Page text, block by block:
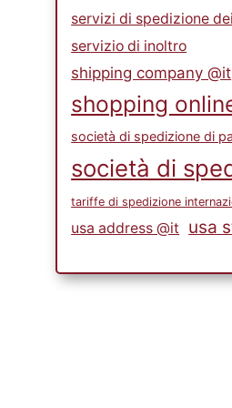
servizi di spedizione
servizio di inoltro
shipping company @it
shopping
società di spedizione di
società di
tariffe di spedizione
usa address @it usa